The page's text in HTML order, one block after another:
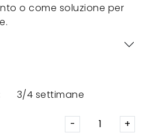
o come soluzione per
3/4 settimane